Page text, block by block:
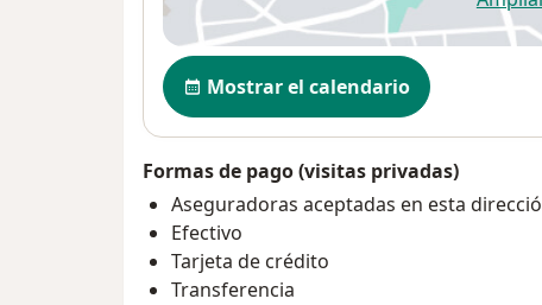
se
Disponibilidad
Mostrar el calendario
Formas de pago (visitas privadas)
Aseguradoras aceptadas en esta
Efectivo
Tarjeta de crédito
Transferencia